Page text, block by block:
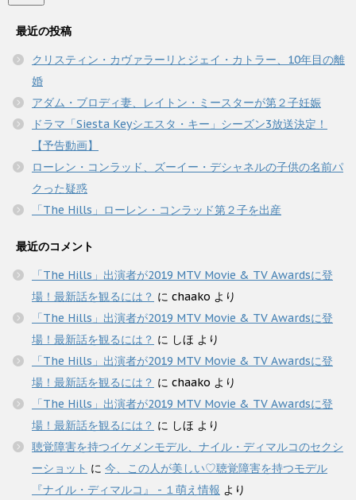
最近の投稿
クリスティン・カヴァラーリとジェイ・カトラー、10年目の離
婚
アダム・ブロディ妻、レイトン・ミースターが第２子妊娠
ドラマ「Siesta Keyシエスタ・キー」シーズン3放送決定！
【予告動画】
ローレン・コンラッド、ズーイー・デシャネルの子供の名前パ
クった疑惑
「The Hills」ローレン・コンラッド第２子を出産
最近のコメント
「The Hills」出演者が2019 MTV Movie & TV Awardsに登
場！最新話を観るには？ に chaako より
「The Hills」出演者が2019 MTV Movie & TV Awardsに登
場！最新話を観るには？ に しほ より
「The Hills」出演者が2019 MTV Movie & TV Awardsに登
場！最新話を観るには？ に chaako より
「The Hills」出演者が2019 MTV Movie & TV Awardsに登
場！最新話を観るには？ に しほ より
聴覚障害を持つイケメンモデル、ナイル・ディマルコのセクシ
ーショット に 今、この人が美しい♡聴覚障害を持つモデル
『ナイル・ディマルコ』 - １萌え情報 より